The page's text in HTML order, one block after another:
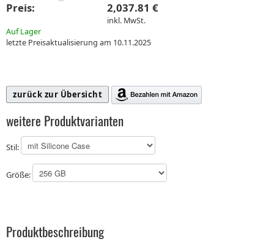
Preis: 2,037.81 €
inkl. MwSt.
Auf Lager
letzte Preisaktualisierung am 10.11.2025
zurück zur Übersicht
weitere Produktvarianten
Stil:
Größe:
Produktbeschreibung